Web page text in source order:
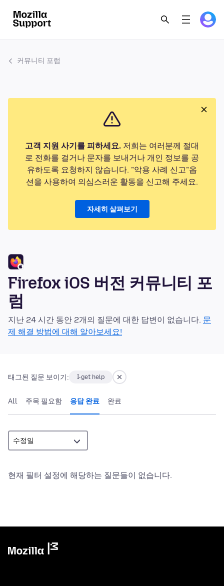
커뮤니티 포럼
고객 지원 사기를 피하세요. 저희는 여러분께 절대
로 전화를 걸거나 문자를 보내거나 개인 정보를 공
유하도록 요청하지 않습니다. "악용 사례 신고"옵
션을 사용하여 의심스러운 활동을 신고해 주세요.
자세히 살펴보기
Firefox iOS 버전 커뮤니티 포
럼
지난 24 시간 동안 2개의 질문에 대한 답변이 없습니다. 문
제 해결 방법에 대해 알아보세요!
태그된 질문 보이기: I-get help
All 주목 필요함 응답 완료 완료
현재 필터 설정에 해당하는 질문들이 없습니다.